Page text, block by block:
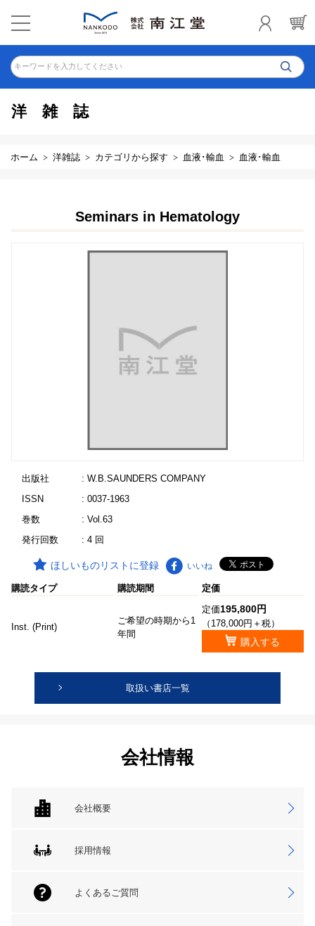
キーワードを入力してください
洋雑誌
ホーム 洋雑誌 カテゴリから探す 血液･輸血 血液･輸血
Seminars in Hematology
出版社
: W.B.SAUNDERS COMPANY
ISSN
: 0037-1963
巻数
: Vol.63
発行回数
: 4 回
ほしいものリストに登録 いいね
購読タイプ 購読期間 定価
Inst. (Print)
ご希望の時期から1
年間
定価195,800円
（178,000円＋税）
購入する
取扱い書店一覧
会社情報
会社概要
採用情報
よくあるご質問